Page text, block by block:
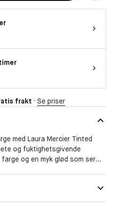
frakt · Se priser
med Laura Mercier Tinted
og fuktighetsgivende
og en myk glød som ser
vakker, sunn farge som varer i